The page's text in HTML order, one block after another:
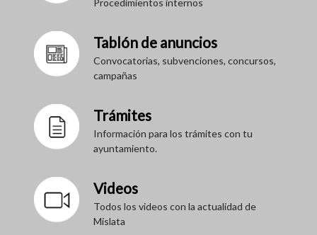
Tablón de anuncios
Convocatorias, subvenciones, concursos,
campañas
Trámites
Información para los trámites con tu
ayuntamiento.
Videos
Todos los videos con la actualidad de
Mislata